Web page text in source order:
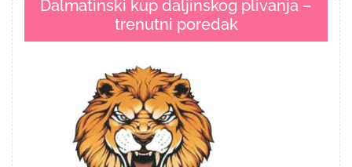
Post
Dalmatinski kup daljinskog plivanja –
trenutni poredak